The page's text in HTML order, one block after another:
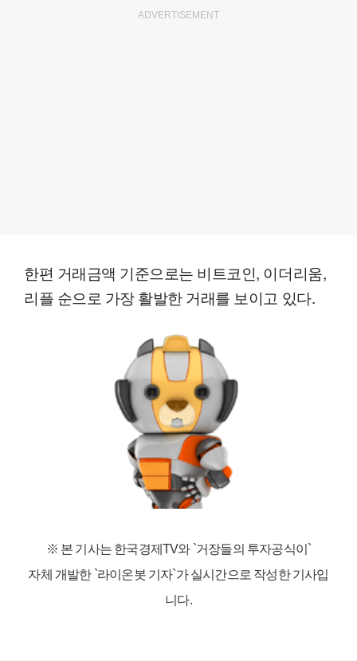
ADVERTISEMENT
한편 거래금액 기준으로는 비트코인, 이더리움,
리플 순으로 가장 활발한 거래를 보이고 있다.
※ 본 기사는 한국경제TV와 `거장들의 투자공식이`
자체 개발한 `라이온봇 기자`가 실시간으로 작성한 기사입
니다.